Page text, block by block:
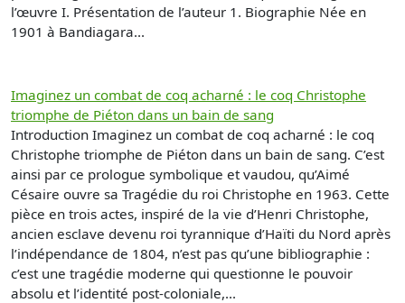
l’œuvre I. Présentation de l’auteur 1. Biographie Née en
1901 à Bandiagara...
Imaginez un combat de coq acharné : le coq Christophe
triomphe de Piéton dans un bain de sang
Introduction Imaginez un combat de coq acharné : le coq
Christophe triomphe de Piéton dans un bain de sang. C’est
ainsi par ce prologue symbolique et vaudou, qu’Aimé
Césaire ouvre sa Tragédie du roi Christophe en 1963. Cette
pièce en trois actes, inspiré de la vie d’Henri Christophe,
ancien esclave devenu roi tyrannique d’Haïti du Nord après
l’indépendance de 1804, n’est pas qu’une bibliographie :
c’est une tragédie moderne qui questionne le pouvoir
absolu et l’identité post-coloniale,...